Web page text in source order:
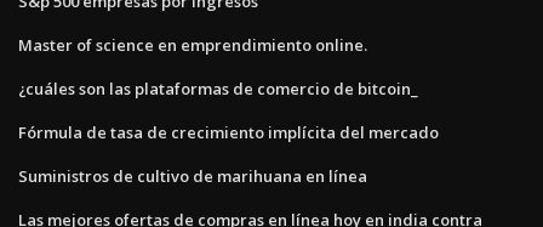
Master of science en emprendimiento online.
¿cuáles son las plataformas de comercio de bitcoin_
Fórmula de tasa de crecimiento implícita del mercado
Suministros de cultivo de marihuana en línea
Las mejores ofertas de compras en línea hoy en india contra